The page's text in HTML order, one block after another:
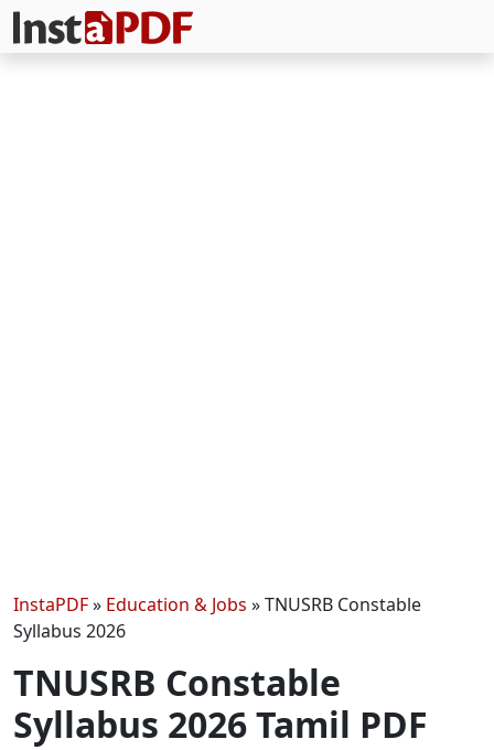
InstaPDF» Education & Jobs »TNUSRB Constable
Syllabus 2026
TNUSRB Constable
Syllabus 2026 Tamil PDF